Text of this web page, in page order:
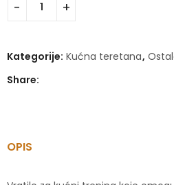
Kategorije: Kućna teretana,
Share:
OPIS